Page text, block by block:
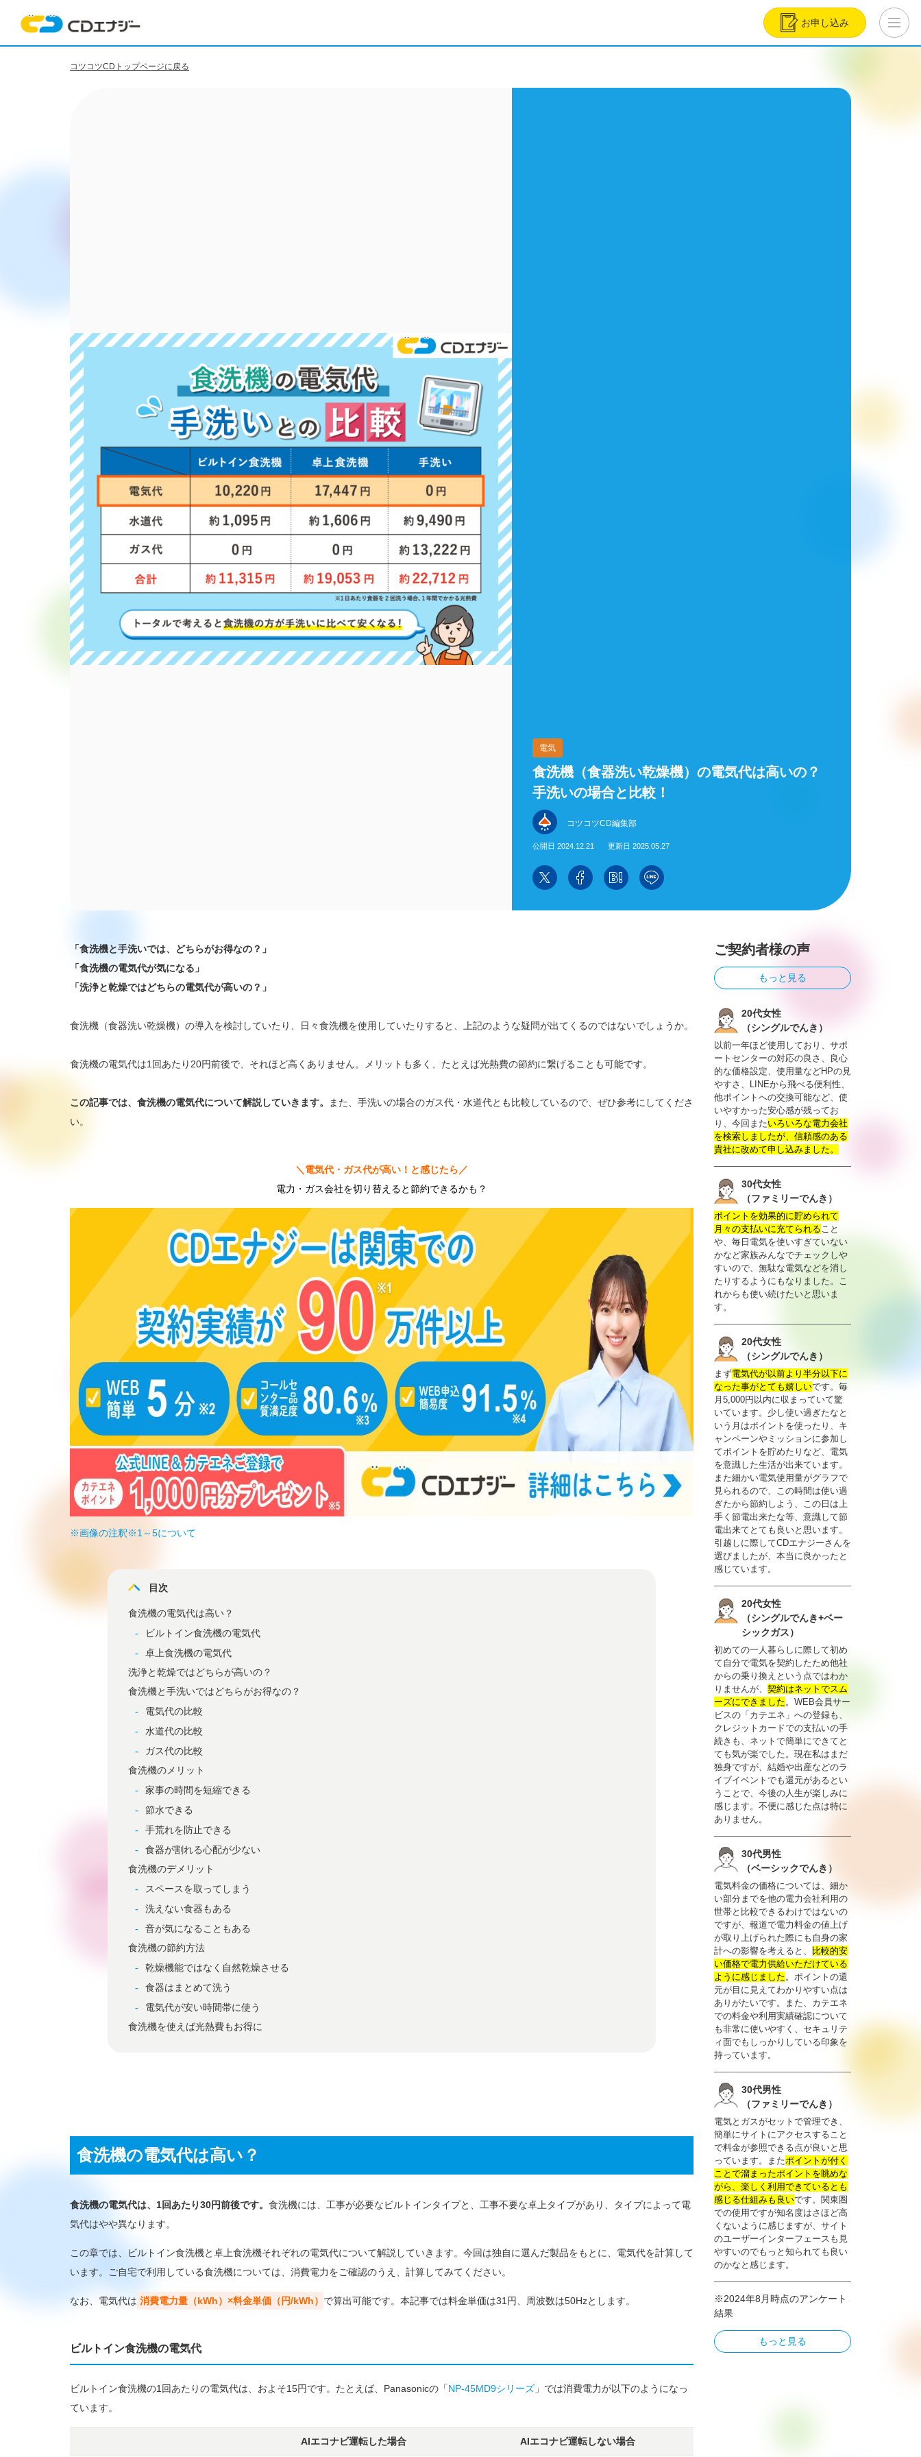
お申し込み
コツコツCDトップページに戻る
電気
食洗機（食器洗い乾燥機）の電気代は高いの？
手洗いの場合と比較！
コツコツCD編集部
公開日 2024.12.21 更新日 2025.05.27
「食洗機と手洗いでは、どちらがお得なの？」
「食洗機の電気代が気になる」
「洗浄と乾燥ではどちらの電気代が高いの？」
食洗機（食器洗い乾燥機）の導入を検討していたり、日々食洗機を使用していたりすると、上記のような疑問が出てくるのではないでしょうか。
食洗機の電気代は1回あたり20円前後で、それほど高くありません。メリットも多く、たとえば光熱費の節約に繋げることも可能です。
この記事では、食洗機の電気代について解説していきます。
また、手洗いの場合のガス代・水道代とも比較しているので、ぜひ参考にしてくださ
い。
＼電気代・ガス代が高い！と感じたら／
電力・ガス会社を切り替えると節約できるかも？
※画像の注釈※1～5について
目次
食洗機の電気代は高い？
ビルトイン食洗機の電気代
卓上食洗機の電気代
洗浄と乾燥ではどちらが高いの？
食洗機と手洗いではどちらがお得なの？
電気代の比較
水道代の比較
ガス代の比較
食洗機のメリット
家事の時間を短縮できる
節水できる
手荒れを防止できる
食器が割れる心配が少ない
食洗機のデメリット
スペースを取ってしまう
洗えない食器もある
音が気になることもある
食洗機の節約方法
乾燥機能ではなく自然乾燥させる
食器はまとめて洗う
電気代が安い時間帯に使う
食洗機を使えば光熱費もお得に
食洗機の電気代は高い？
食洗機の電気代は、1回あたり30円前後です。 食洗機には、工事が必要なビルトインタイプと、工事不要な卓上タイプがあり、タイプによって電
気代はやや異なります。
この章では、ビルトイン食洗機と卓上食洗機それぞれの電気代について解説していきます。今回は独自に選んだ製品をもとに、電気代を計算して
います。ご自宅で利用している食洗機については、消費電力をご確認のうえ、計算してみてください。
なお、電気代は 消費電力量（kWh）×料金単価（円/kWh） で算出可能です。本記事では料金単価は31円、周波数は50Hzとします。
ビルトイン食洗機の電気代
ビルトイン食洗機の1回あたりの電気代は、およそ15円です。たとえば、Panasonicの「NP-45MD9シリーズ 」では消費電力が以下のようになっ
ています。
AIエコナビ運転した場合 AIエコナビ運転しない場合
ご契約者様の声
もっと見る
20代女性
（シングルでんき）
以前一年ほど使用しており、サポ
ートセンターの対応の良さ、良心
的な価格設定、使用量などHPの見
やすさ、LINEから飛べる便利性、
他ポイントへの交換可能など、使
いやすかった安心感が残ってお
り、今回またいろいろな電力会社
を検索しましたが、信頼感のある
貴社に改めて申し込みました。
30代女性
（ファミリーでんき）
ポイントを効果的に貯められて
月々の支払いに充てられること
や、毎日電気を使いすぎていない
かなど家族みんなでチェックしや
すいので、無駄な電気などを消し
たりするようにもなりました。こ
れからも使い続けたいと思いま
す。
20代女性
（シングルでんき）
まず電気代が以前より半分以下に
なった事がとても嬉しいです。毎
月5,000円以内に収まっていて驚
いています。少し使い過ぎたなと
いう月はポイントを使ったり、キ
ャンペーンやミッションに参加し
てポイントを貯めたりなど、電気
を意識した生活が出来ています。
また細かい電気使用量がグラフで
見られるので、この時間は使い過
ぎたから節約しよう、この日は上
手く節電出来たな等、意識して節
電出来てとても良いと思います。
引越しに際してCDエナジーさんを
選びましたが、本当に良かったと
感じています。
20代女性
（シングルでんき+ベー
シックガス）
初めての一人暮らしに際して初め
て自分で電気を契約したため他社
からの乗り換えという点ではわか
りませんが、 契約はネットでスム
ーズにできました。WEB会員サー
ビスの「カテエネ」への登録も、
クレジットカードでの支払いの手
続きも、ネットで簡単にできてと
ても気が楽でした。現在私はまだ
独身ですが、結婚や出産などのラ
イブイベントでも還元があるとい
うことで、今後の人生が楽しみに
感じます。不便に感じた点は特に
ありません。
30代男性
（ベーシックでんき）
電気料金の価格については、細か
い部分までを他の電力会社利用の
世帯と比較できるわけではないの
ですが、報道で電力料金の値上げ
が取り上げられた際にも自身の家
計への影響を考えると、
比較的安
い価格で電力供給いただけている
ように感じました。ポイントの還
元が目に見えてわかりやすい点は
ありがたいです。また、カテエネ
での料金や利用実績確認について
も非常に使いやすく、セキュリテ
ィ面でもしっかりしている印象を
持っています。
30代男性
（ファミリーでんき）
電気とガスがセットで管理でき、
簡単にサイトにアクセスすること
で料金が参照できる点が良いと思
っています。またポイントが付く
ことで溜まったポイントを眺めな
がら、楽しく利用できているとも
感じる仕組みも良いです。関東圏
での使用ですが知名度はさほど高
くないように感じますが、サイト
のユーザーインターフェースも見
やすいのでもっと知られても良い
のかなと感じます。
※2024年8月時点のアンケート
結果
もっと見る